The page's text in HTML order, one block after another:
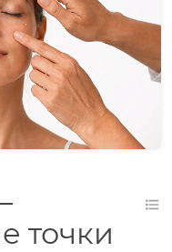
точки